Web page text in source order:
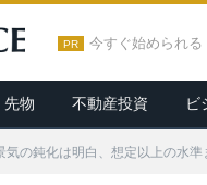
PR 今すぐ始められる
先物 不動産投資 ビ
気の鈍化は明白、想定以上の水